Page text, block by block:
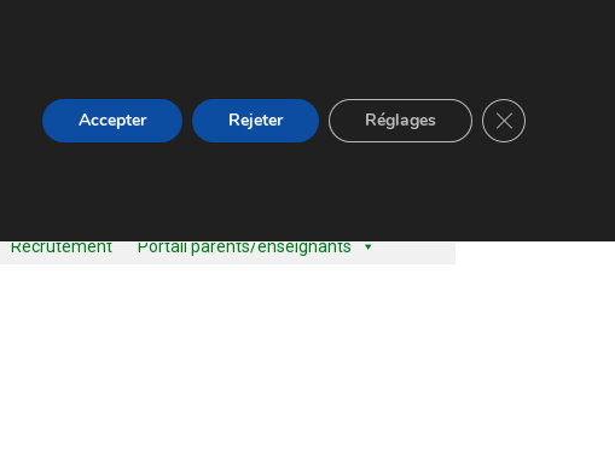
Recrutement Portail parents/enseignants
Accepter Rejeter Réglages Close GDPR